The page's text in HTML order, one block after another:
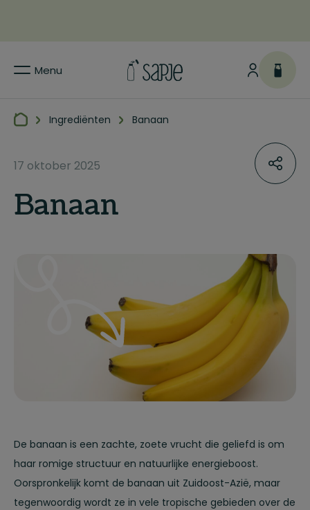
Menu
Ingrediënten Banaan
17 oktober 2025
Banaan
De banaan is een zachte, zoete vrucht die geliefd is om
haar romige structuur en natuurlijke energieboost.
Oorspronkelijk komt de banaan uit Zuidoost-Azië, maar
tegenwoordig wordt ze in vele tropische gebieden over de